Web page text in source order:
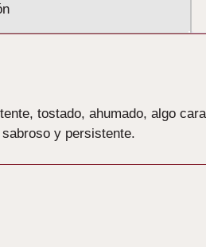
tostado, ahumado, algo
y persistente.